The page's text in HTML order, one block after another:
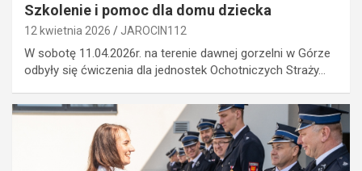
Szkolenie i pomoc dla domu dziecka
12 kwietnia 2026 JAROCIN112
W sobotę 11.04.2026r. na terenie dawnej gorzelni w Górze
odbyły się ćwiczenia dla jednostek Ochotniczych Straży…